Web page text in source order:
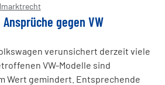
unwirksam?
gegen VW
verunsichert derzeit viele
VW-Modelle sind
Wert gemindert. Entsprechende